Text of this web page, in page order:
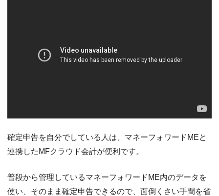
確定申告を自分でしている人は、マネーフォワードMEと
連携したMFクラウド会計が便利です。
普段から管理しているマネーフォワードME内のデータを
使い、そのまま確定申告できるので、面倒くさい手間を省